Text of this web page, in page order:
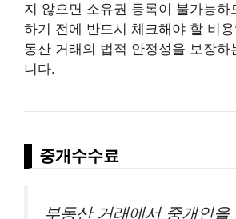
지 않으면 소유권 등록이 불가능하
하기 전에 반드시 체크해야 할 비
동산 거래의 법적 안정성을 보장하
니다.
중개수수료
부동산 거래에서 중개인을